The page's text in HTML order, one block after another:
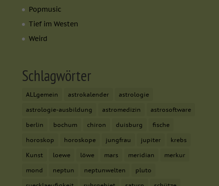
Popmusic
Tief im Westen
Weird
Schlagwörter
ALLgemein astrokalender astrologie
astrologie-ausbildung astromedizin astrosoftware
berlin bochum chiron duisburg fische
horoskop horoskope jungfrau jupiter krebs
Kunst loewe löwe mars meridian merkur
mond neptun neptunwelten pluto